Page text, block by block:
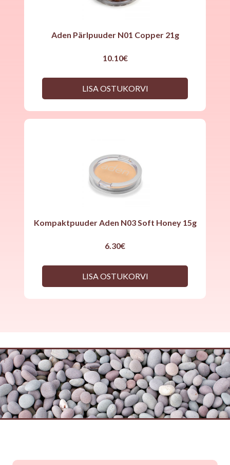
Aden Pärlpuuder N01 Copper 21g
10.10€
LISA OSTUKORVI
Kompaktpuuder Aden N03 Soft Honey 15g
6.30€
LISA OSTUKORVI